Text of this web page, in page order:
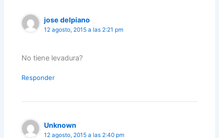
jose delpiano
12 agosto, 2015 a las 2:21 pm
No tiene levadura?
Responder
Unknown
12 agosto, 2015 a las 2:40 pm